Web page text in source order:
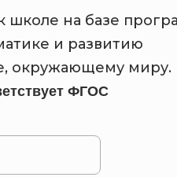
школе на базе
и развитию
окружающему миру.
ФГОС